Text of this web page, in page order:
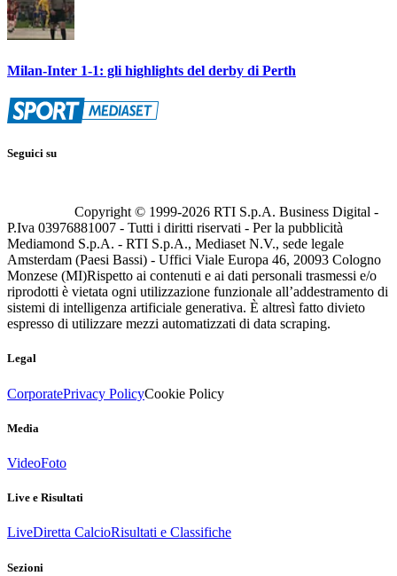
Milan-Inter 1-1: gli highlights del derby di Perth
Seguici su
Copyright © 1999-2026 RTI S.p.A. Business Digital -
P.Iva 03976881007 - Tutti i diritti riservati - Per la pubblicità
Mediamond S.p.A. - RTI S.p.A., Mediaset N.V., sede legale
Amsterdam (Paesi Bassi) - Uffici Viale Europa 46, 20093 Cologno
Monzese (MI)Rispetto ai contenuti e ai dati personali trasmessi e/o
riprodotti è vietata ogni utilizzazione funzionale all’addestramento di
sistemi di intelligenza artificiale generativa. È altresì fatto divieto
espresso di utilizzare mezzi automatizzati di data scraping.
Legal
CorporatePrivacy PolicyCookie Policy
Media
VideoFoto
Live e Risultati
LiveDiretta CalcioRisultati e Classifiche
Sezioni